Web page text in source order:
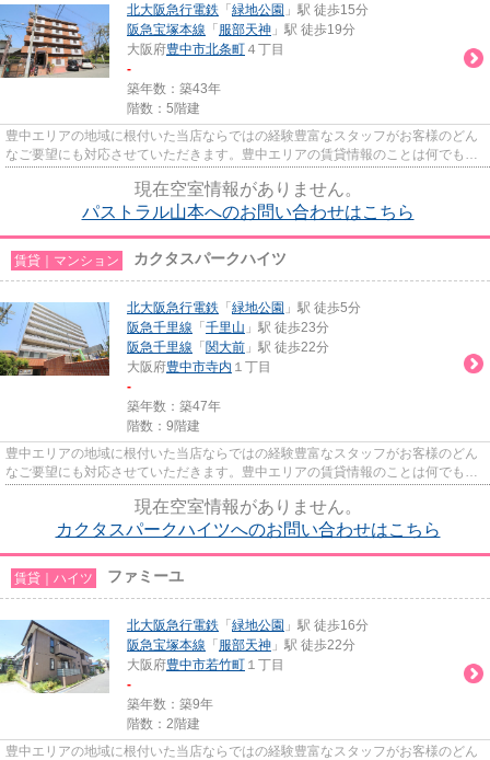
北大阪急行電鉄 「 緑地公園 」駅 徒歩15分
阪急宝塚本線 「 服部天神 」駅 徒歩19分
大阪府豊中市北条町 ４丁目
-
築年数：築43年
階数：5階建
豊中エリアの地域に根付いた当店ならではの経験豊富なスタッフがお客様のどん
なご要望にも対応させていただきます。豊中エリアの賃貸情報のことは何でもお
現在空室情報がありません。
パストラル山本へのお問い合わせはこちら
賃貸｜マンション カクタスパークハイツ
北大阪急行電鉄 「 緑地公園 」駅 徒歩5分
阪急千里線 「 千里山 」駅 徒歩23分
阪急千里線 「 関大前 」駅 徒歩22分
大阪府豊中市寺内 １丁目
-
築年数：築47年
階数：9階建
豊中エリアの地域に根付いた当店ならではの経験豊富なスタッフがお客様のどん
なご要望にも対応させていただきます。豊中エリアの賃貸情報のことは何でもお
現在空室情報がありません。
カクタスパークハイツへのお問い合わせはこちら
賃貸｜ハイツ ファミーユ
北大阪急行電鉄 「 緑地公園 」駅 徒歩16分
阪急宝塚本線 「 服部天神 」駅 徒歩22分
大阪府豊中市若竹町 １丁目
-
築年数：築9年
階数：2階建
豊中エリアの地域に根付いた当店ならではの経験豊富なスタッフがお客様のどん